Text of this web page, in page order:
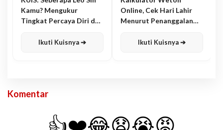
Kamu? Mengukur
Tingkat Percaya Diri dan
Ikuti Kuisnya ➔
Online, Cek Hari Lahir
Menurut Penanggalan
Ikuti Kuisnya ➔
Komentar
👍❤️😂😧😭😡